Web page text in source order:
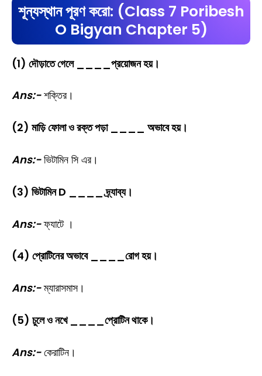
শূন্যস্থান পূরণ করো: (Class 7 Poribesh
O Bigyan Chapter 5)
(1) দৌড়াতে গেলে ____প্রয়োজন হয়।
Ans:-শক্তির।
(2) মাড়ি ফোলা ও রক্ত পড়া ____ অভাবে হয়।
Ans:-ভিটামিন সি এর।
(3) ভিটামিন D ____ দ্র্যাব্য।
Ans:-ফ্যাটে ।
(4) প্রোটিনের অভাবে ____রোগ হয়।
Ans:-ম্যারাসমাস।
(5) চুলে ও নখে ____প্রোটিন থাকে।
Ans:-কেরাটিন।